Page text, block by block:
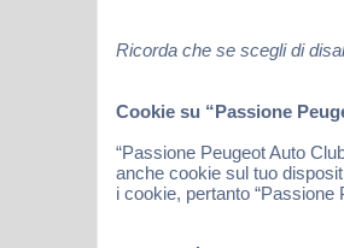
Ricorda che se scegli di
Cookie su “Passione
“Passione Peugeot Auto
anche cookie sul tuo
i cookie, pertanto